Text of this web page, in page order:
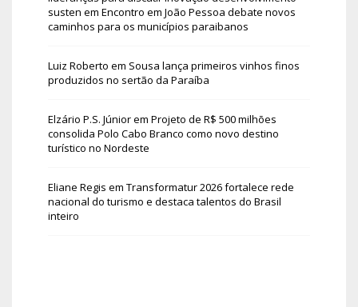
susten em Encontro em João Pessoa debate novos
caminhos para os municípios paraibanos
Luiz Roberto em Sousa lança primeiros vinhos finos
produzidos no sertão da Paraíba
Elzário P.S. Júniorem Projeto de R$ 500 milhões
consolida Polo Cabo Branco como novo destino
turístico no Nordeste
Eliane Regis em Transformatur 2026 fortalece rede
nacional do turismo e destaca talentos do Brasil
inteiro